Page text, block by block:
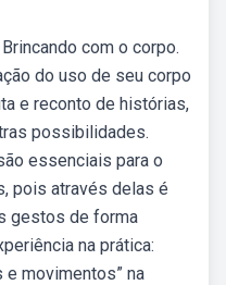
com o corpo.
do uso de seu corpo
e reconto de histórias,
possibilidades.
essenciais para o
pois através delas é
gestos de forma
na prática:
e movimentos” na